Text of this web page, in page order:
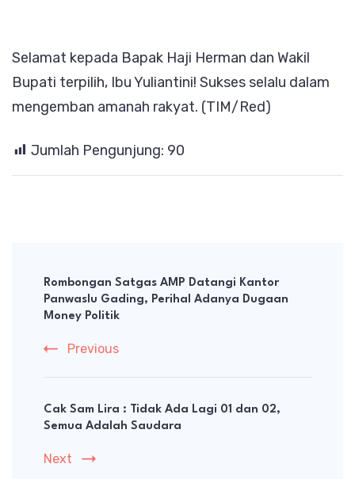
Selamat kepada Bapak Haji Herman dan Wakil
Bupati terpilih, Ibu Yuliantini! Sukses selalu dalam
mengemban amanah rakyat. (TIM/Red)
Jumlah Pengunjung: 90
Navigation
Rombongan Satgas AMP Datangi Kantor
Panwaslu Gading, Perihal Adanya Dugaan
Money Politik
Previous
Cak Sam Lira : Tidak Ada Lagi 01 dan 02,
Semua Adalah Saudara
Next